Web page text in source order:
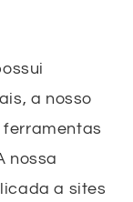
a nosso
nossa
a sites